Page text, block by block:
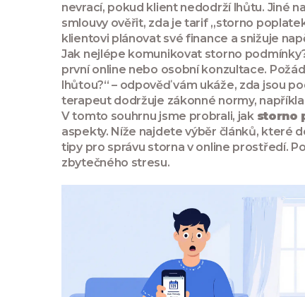
nevrací, pokud klient nedodrží lhůtu. Jiné
smlouvy ověřit, zda je tarif „storno
klientovi plánovat své finance a snižuje
Jak nejlépe komunikovat storno
první online nebo osobní konzultace.
lhůtou?“ – odpověď vám ukáže, zda jsou
terapeut dodržuje zákonné normy,
V tomto souhrnu jsme probrali, jak storno
aspekty. Níže najdete výběr článků, které
tipy pro správu storna v online prostředí.
zbytečného stresu.